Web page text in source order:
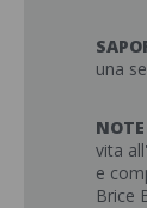
una
NOTE
vita
e
Brice